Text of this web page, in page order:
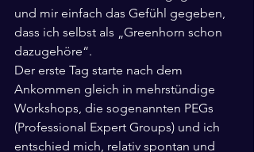
und mir einfach das Gefühl gegeben,
dass ich selbst als „Greenhorn schon
dazugehöre“.
Der erste Tag starte nach dem
Ankommen gleich in mehrstündige
Workshops, die sogenannten PEGs
(Professional Expert Groups) und ich
entschied mich, relativ spontan und